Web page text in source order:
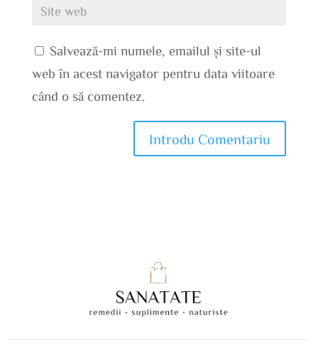
Salvează-mi numele, emailul și site-ul
web în acest navigator pentru data viitoare
când o să comentez.